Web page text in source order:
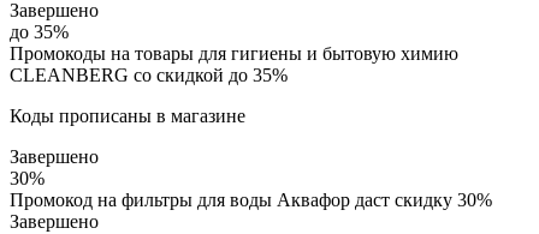
Завершено
до 35%
Промокоды на товары для гигиены и бытовую химию
CLEANBERG со скидкой до 35%
Коды прописаны в магазине
Завершено
30%
Промокод на фильтры для воды Аквафор даст скидку 30%
Завершено